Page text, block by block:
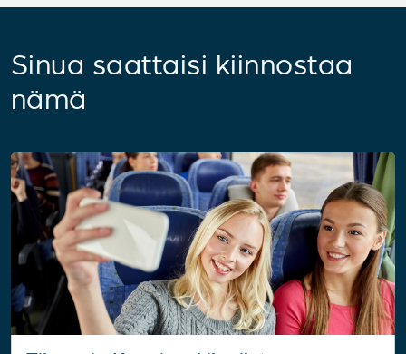
Sinua saattaisi kiinnostaa
nämä